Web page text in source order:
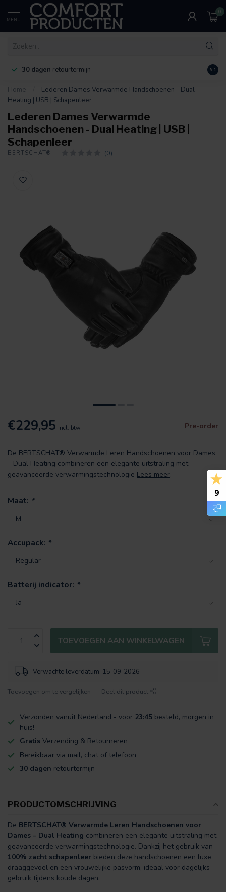
MENU
0
30 dagen retourtermijn 9.1
Home
Lederen Dames Verwarmde Handschoenen - Dual
Heating | USB | Schapenleer
Lederen Dames Verwarmde
Handschoenen - Dual Heating | USB |
Schapenleer
BERTSCHAT® (0)
€229,95 Incl. btw Pre-order
De BERTSCHAT® Verwarmde Leren Handschoenen voor Dames
– Dual Heating combineren een elegante uitstraling met
geavanceerde verwarmingstechnologie Lees meer.
Maat: *
Accupack: *
Batterij indicator: *
TOEVOEGEN AAN WINKELWAGEN
Verwachte leverdatum: 15-09-2026
Toevoegen om te vergelijken Deel dit product
Verzonden vanuit Nederland - voor 23:45 besteld, morgen in
huis!
Gratis Verzending & Retourneren
Bereikbaar via mail, chat of telefoon
30 dagen retourtermijn
PRODUCTOMSCHRIJVING
De BERTSCHAT® Verwarmde Leren Handschoenen voor
Dames – Dual Heating combineren een elegante uitstraling met
geavanceerde verwarmingstechnologie. Dankzij het gebruik van
100% zacht schapenleer bieden deze handschoenen een luxe
draaggevoel en een vrouwelijke pasvorm, ideaal voor dagelijks
gebruik tijdens koude dagen.
9